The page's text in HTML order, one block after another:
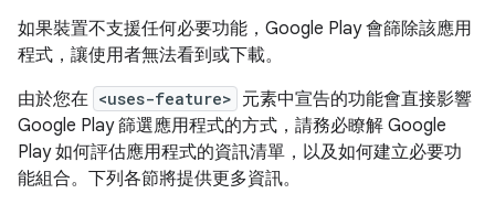
如果裝置不支援任何必要功能，Google Play 會篩除該應用
程式，讓使用者無法看到或下載。
由於您在 <uses-feature> 元素中宣告的功能會直接影響
Google Play 篩選應用程式的方式，請務必瞭解 Google
Play 如何評估應用程式的資訊清單，以及如何建立必要功
能組合。下列各節將提供更多資訊。